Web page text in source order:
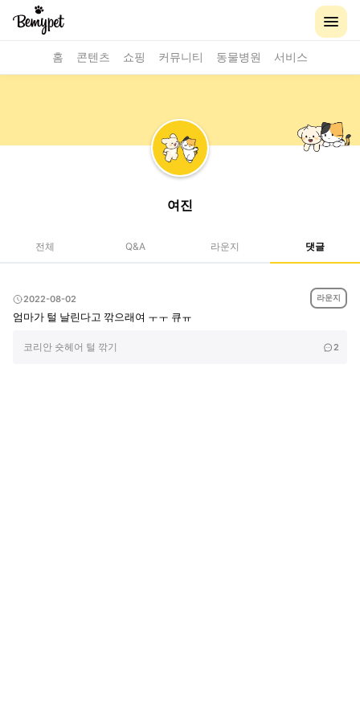
홈 콘텐츠 쇼핑 커뮤니티 동물병원 서비스
여진
전체 Q&A 라운지 댓글
2022-08-02 라운지
엄마가 털 날린다고 깎으래여 ㅜㅜ 큐ㅠ
코리안 숏헤어 털 깎기 2